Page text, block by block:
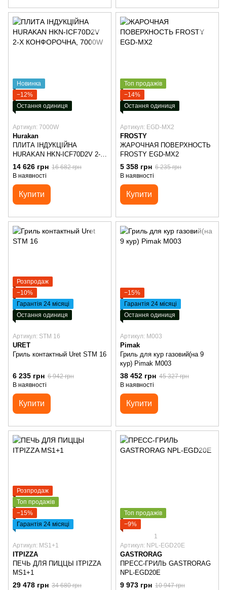
Новинка
−12%
Остання одиниця
Артикул: 7000W
Hurakan
ПЛИТА ІНДУКЦІЙНА
HURAKAN HKN-ICF70D2V 2-Х
КОНФОРОЧНА, 7000W
14 626 грн 16 682 грн
В наявності
Купити
Топ продажів
−14%
Остання одиниця
Артикул: EGD-MX2
FROSTY
ЖАРОЧНАЯ ПОВЕРХНОСТЬ
FROSTY EGD-MX2
5 358 грн 6 235 грн
В наявності
Купити
Розпродаж
−10%
Гарантія 24 місяці
Остання одиниця
Артикул: STM 16
URET
Гриль контактный Uret STM 16
6 235 грн 6 942 грн
В наявності
Купити
−15%
Гарантія 24 місяці
Остання одиниця
Артикул: М003
Pimak
Гриль для кур газовий(на 9
кур) Pimak М003
38 452 грн 45 327 грн
В наявності
Купити
Розпродаж
Топ продажів
−15%
Гарантія 24 місяці
Артикул: MS1+1
ITPIZZA
ПЕЧЬ ДЛЯ ПИЦЦЫ ITPIZZA
MS1+1
29 478 грн 34 680 грн
Топ продажів
−9%
1
Артикул: NPL-EGD20E
GASTRORAG
ПРЕСС-ГРИЛЬ GASTRORAG
NPL-EGD20E
9 973 грн 10 947 грн